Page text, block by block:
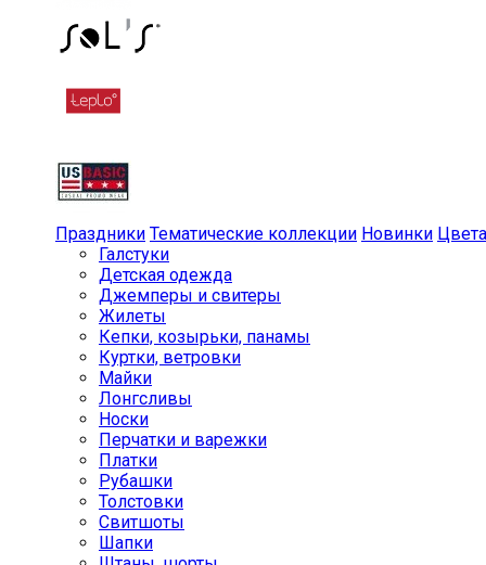
Праздники Тематические коллекции Новинки Цвета
Галстуки
Детская одежда
Джемперы и свитеры
Жилеты
Кепки, козырьки, панамы
Куртки, ветровки
Майки
Лонгсливы
Носки
Перчатки и варежки
Платки
Рубашки
Толстовки
Свитшоты
Шапки